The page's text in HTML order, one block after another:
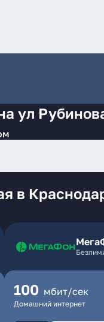
ул
в
100 мбит/сек
Домашний интернет